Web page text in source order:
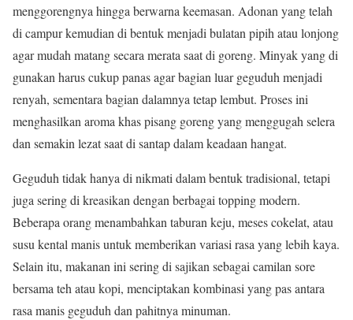
menggorengnya hingga berwarna keemasan. Adonan yang telah
di campur kemudian di bentuk menjadi bulatan pipih atau lonjong
agar mudah matang secara merata saat di goreng. Minyak yang di
gunakan harus cukup panas agar bagian luar geguduh menjadi
renyah, sementara bagian dalamnya tetap lembut. Proses ini
menghasilkan aroma khas pisang goreng yang menggugah selera
dan semakin lezat saat di santap dalam keadaan hangat.
Geguduh tidak hanya di nikmati dalam bentuk tradisional, tetapi
juga sering di kreasikan dengan berbagai topping modern.
Beberapa orang menambahkan taburan keju, meses cokelat, atau
susu kental manis untuk memberikan variasi rasa yang lebih kaya.
Selain itu, makanan ini sering di sajikan sebagai camilan sore
bersama teh atau kopi, menciptakan kombinasi yang pas antara
rasa manis geguduh dan pahitnya minuman.